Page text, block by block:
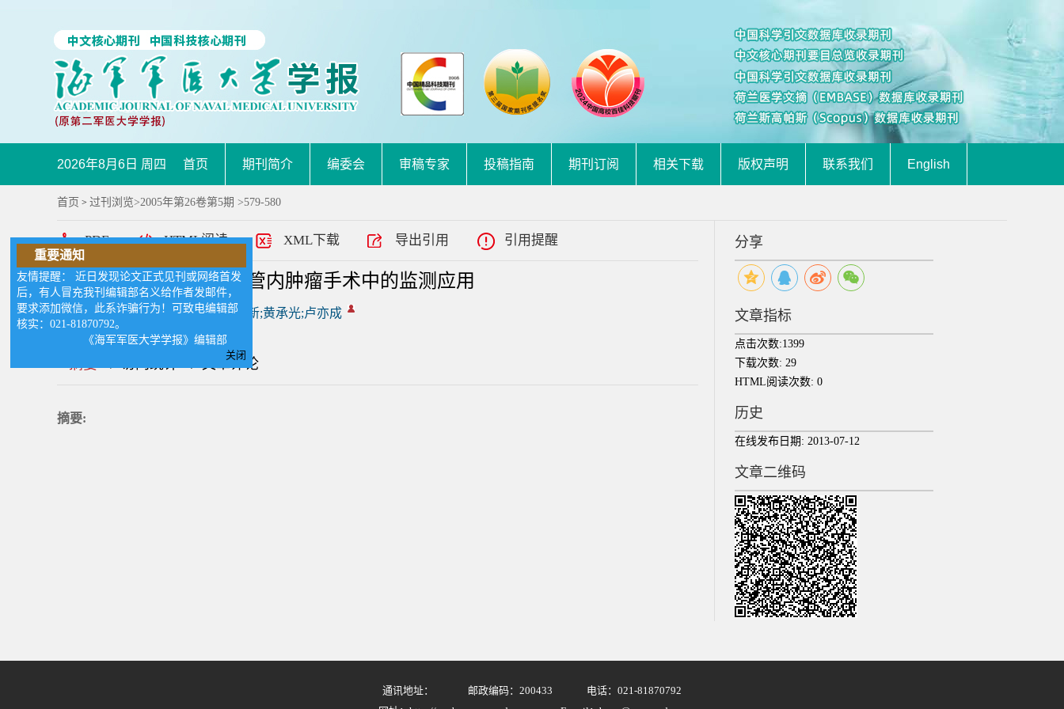
2026年8月6日 周四 首页 期刊简介 编委会 审稿专家 投稿指南 期刊订阅 相关下载 版权声明 联系我们 English
首页 > 过刊浏览>2005年第26卷第5期 >579-580
PDF HTML阅读 XML下载 导出引用 引用提醒
脊髓运动诱发电位在椎管内肿瘤手术中的监测应用
作者: 方明;黄坚;周晖;赵忠新;黄承光;卢亦成
文章评论
摘要:
分享
文章指标
点击次数:1399
下载次数: 29
HTML阅读次数: 0
历史
在线发布日期: 2013-07-12
文章二维码
通讯地址： 邮政编码：200433
电话：021-81870792
重要通知
友情提醒： 近日发现论文正式见刊或网络首发
后，有人冒充我刊编辑部名义给作者发邮件，
要求添加微信，此系诈骗行为！可致电编辑部
核实：021-81870792。
《海军军医大学学报》编辑部
关闭